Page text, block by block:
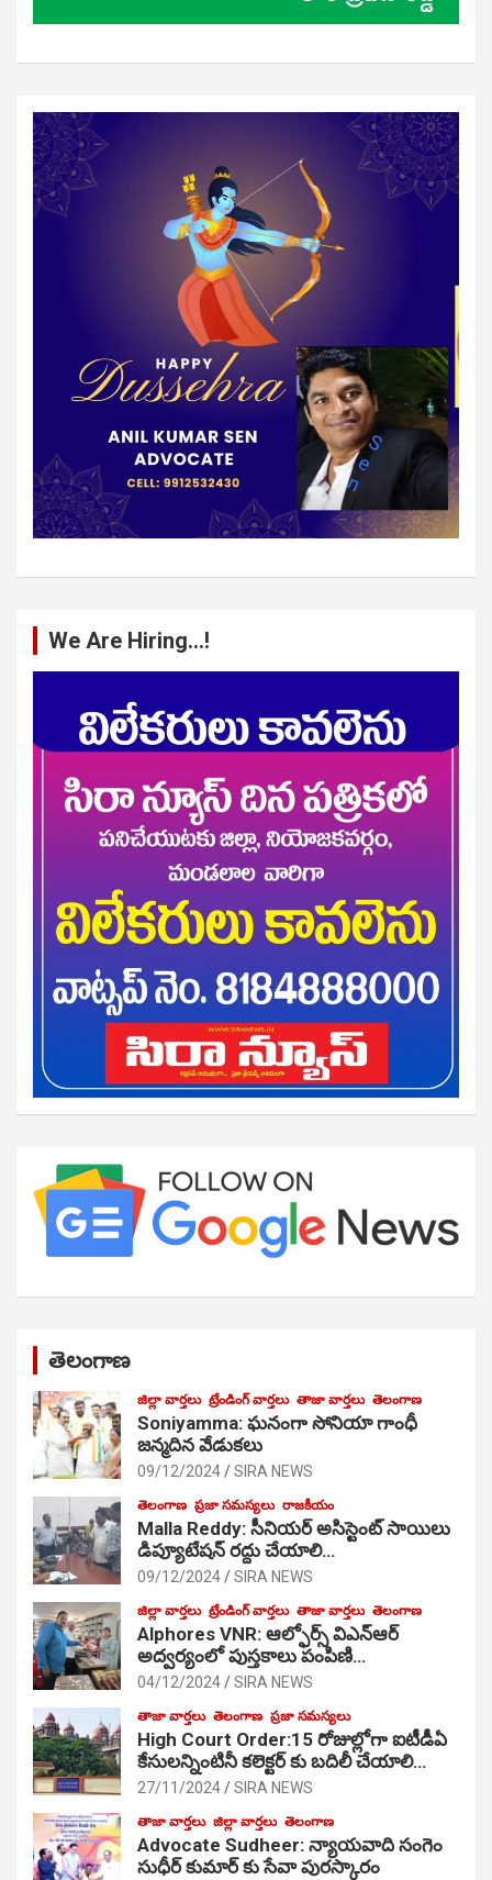
We Are Hiring…!
తెలంగాణ
జిల్లా వార్తలు ట్రేండింగ్ వార్తలు తాజా వార్తలు తెలంగాణ
Soniyamma: ఘ‌నంగా సోనియా గాంధీ
జ‌న్మ‌దిన వేడుక‌లు
09/12/2024 SIRA NEWS
తెలంగాణ ప్రజా సమస్యలు రాజకీయం
Malla Reddy: సీనియర్ అసిస్టెంట్ సాయిలు
డిప్యూటేషన్ రద్దు చేయాలి…
09/12/2024 SIRA NEWS
జిల్లా వార్తలు ట్రేండింగ్ వార్తలు తాజా వార్తలు తెలంగాణ
Alphores VNR: ఆల్ఫోర్స్ విఎన్ఆర్
అద్వర్యంలో పుస్తకాలు పంపిణి…
04/12/2024 SIRA NEWS
తాజా వార్తలు తెలంగాణ ప్రజా సమస్యలు
High Court Order:15 రోజుల్లోగా ఐటీడీఏ
కేసులన్నింటినీ కలెక్టర్ కు బదిలీ చేయాలి…
27/11/2024 SIRA NEWS
తాజా వార్తలు జిల్లా వార్తలు తెలంగాణ
Advocate Sudheer: న్యాయవాది సంగెం
సుధీర్ కుమార్ కు సేవా పురస్కారం